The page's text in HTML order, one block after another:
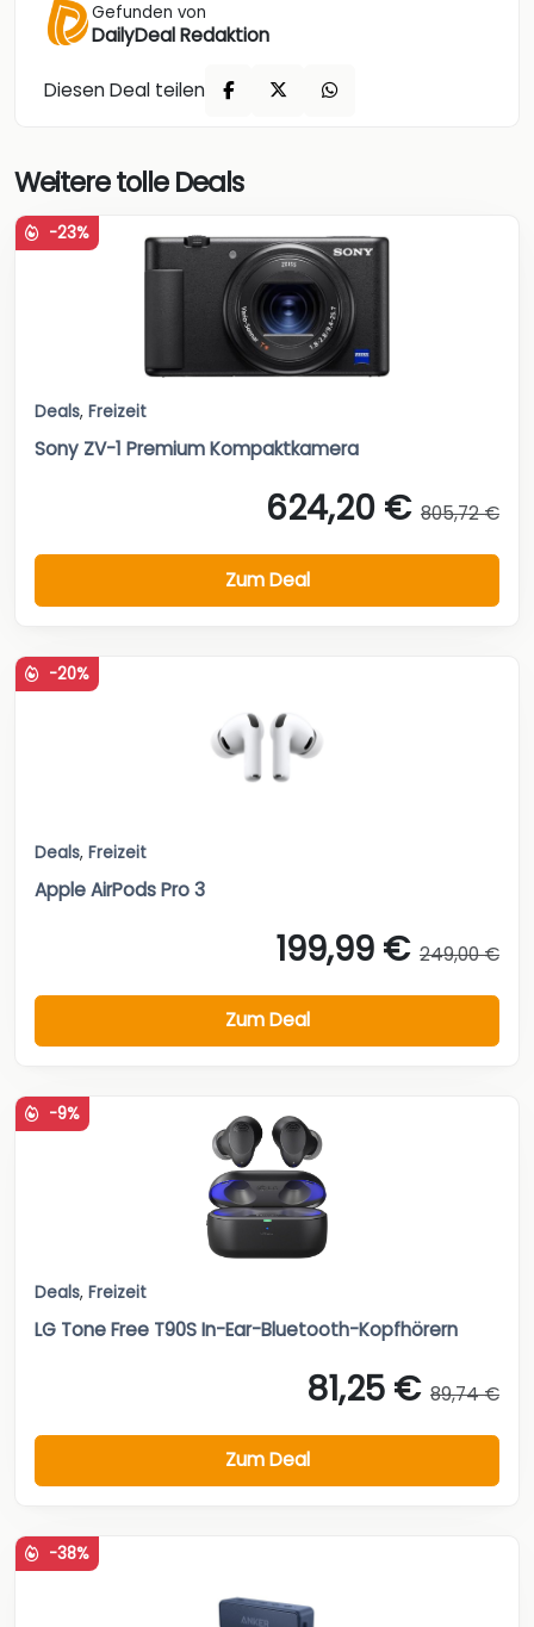
Gefunden von
DailyDeal Redaktion
Diesen Deal teilen
Weitere tolle Deals
-23%
Deals, Freizeit
Sony ZV-1 Premium Kompaktkamera
624,20 € 805,72 €
Zum Deal
-20%
Deals, Freizeit
Apple AirPods Pro 3
199,99 € 249,00 €
Zum Deal
-9%
Deals, Freizeit
LG Tone Free T90S In-Ear-Bluetooth-Kopfhörern
81,25 € 89,74 €
Zum Deal
-38%